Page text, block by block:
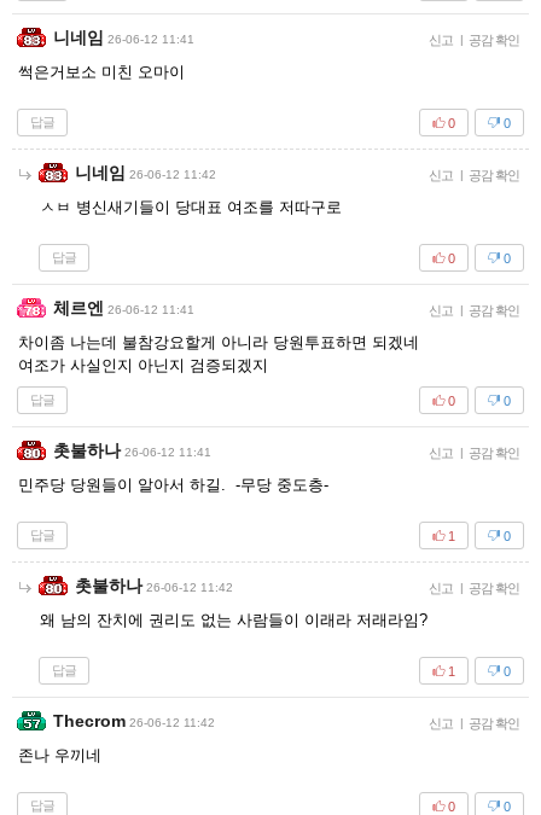
니네임 26-06-12 11:41 신고 | 공감 확인
썩은거보소 미친 오마이
답글 0
0
니네임 26-06-12 11:42 신고 | 공감 확인
ㅅㅂ 병신새기들이 당대표 여조를 저따구로
답글 0
0
체르엔 26-06-12 11:41 신고 | 공감 확인
차이좀 나는데 불참강요할게 아니라 당원투표하면 되겠네
여조가 사실인지 아닌지 검증되겠지
답글 0
0
촛불하나 26-06-12 11:41 신고 | 공감 확인
민주당 당원들이 알아서 하길. -무당 중도층-
답글 0
1
촛불하나 26-06-12 11:42 신고 | 공감 확인
왜 남의 잔치에 권리도 없는 사람들이 이래라 저래라임?
답글 0
1
Thecrom 26-06-12 11:42 신고 | 공감 확인
존나 우끼네
답글 0
0